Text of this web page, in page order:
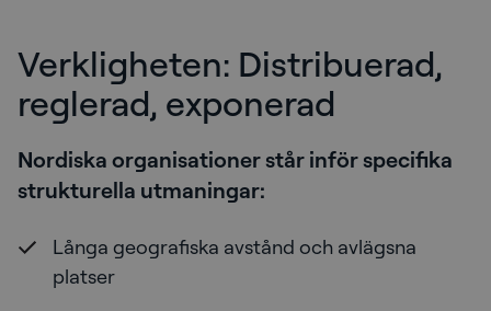
Verkligheten: Distribuerad,
reglerad, exponerad
Nordiska organisationer står inför specifika
strukturella utmaningar:
Långa geografiska avstånd och avlägsna
platser